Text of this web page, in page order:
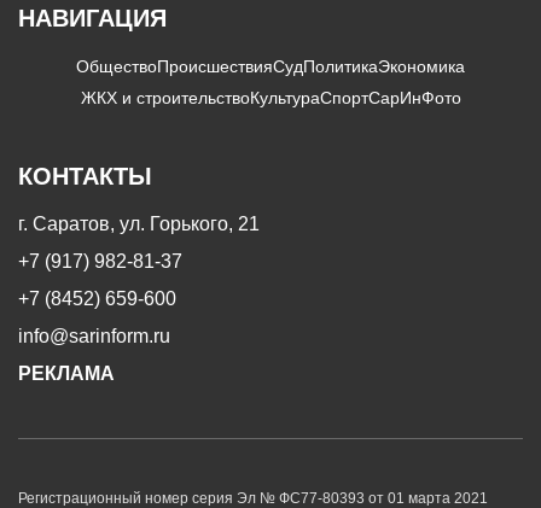
НАВИГАЦИЯ
ОбществоПроисшествияСудПолитикаЭкономика
ЖКХ и строительствоКультураСпортСарИнФото
КОНТАКТЫ
г. Саратов, ул. Горького, 21
+7 (917) 982-81-37
+7 (8452) 659-600
info@sarinform.ru
РЕКЛАМА
Регистрационный номер серия Эл № ФС77-80393 от 01 марта 2021